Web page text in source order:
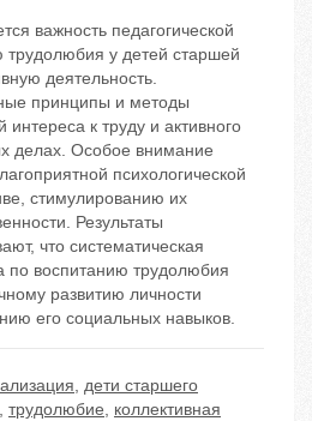
важность педагогической
трудолюбия у детей старшей
деятельность.
принципы и методы
к труду и активного
делах. Особое внимание
психологической
стимулированию их
Результаты
что систематическая
по воспитанию трудолюбия
развитию личности
его социальных навыков.
, дети старшего
, трудолюбие, коллективная